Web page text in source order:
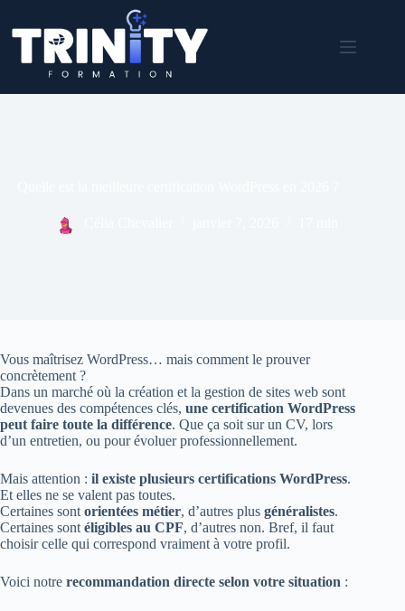
contenu
Vous maîtrisez WordPress… mais comment le prouver
concrètement ?
Dans un marché où la création et la gestion de sites web sont
devenues des compétences clés, une certification WordPress
peut faire toute la différence. Que ça soit sur un CV, lors
d’un entretien, ou pour évoluer professionnellement.
Mais attention : il existe plusieurs certifications WordPress.
Et elles ne se valent pas toutes.
Certaines sont orientées métier, d’autres plus généralistes.
Certaines sont éligibles au CPF, d’autres non. Bref, il faut
choisir celle qui correspond vraiment à votre profil.
Voici notre recommandation directe selon votre situation :